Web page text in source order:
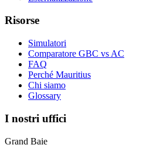
Risorse
Simulatori
Comparatore GBC vs AC
FAQ
Perché Mauritius
Chi siamo
Glossary
I nostri uffici
Grand Baie